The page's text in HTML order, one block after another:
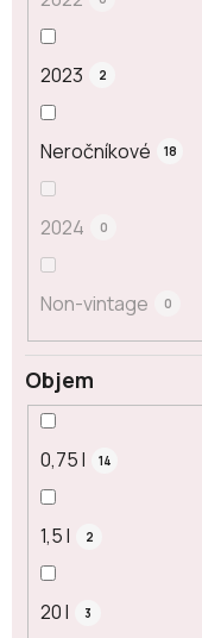
2023 2
Neročníkové 18
2024 0
Non-vintage 0
Objem
0,75 l 14
1,5 l 2
20 l 3